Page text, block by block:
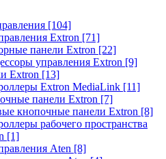
[104]
Extron [71]
панели Extron [22]
управления Extron [9]
Extron [13]
Extron MediaLink [11]
панели Extron [7]
кнопочные панели Extron [8]
рабочего пространства
[1]
Aten [8]